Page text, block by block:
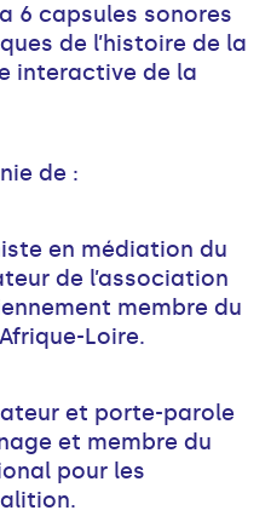
6 capsules sonores
de l’histoire de la
interactive de la
de :
en médiation du
de l’association
membre du
Loire.
et porte-parole
et membre du
pour les